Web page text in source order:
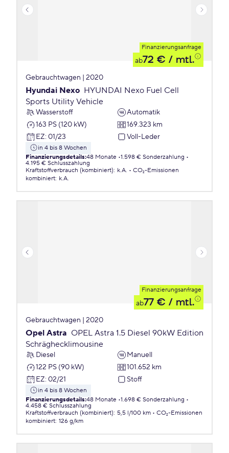
Finanzierungsanfrage
ab72 € / mtl.
Gebrauchtwagen | 2020
Hyundai Nexo HYUNDAI Nexo Fuel Cell
Sports Utility Vehicle
Wasserstoff
Automatik
163 PS (120 kW)
169.323 km
EZ: 01/23 Voll-Leder
in 4 bis 8 Wochen
Finanzierungsdetails:48 Monate 1.598 € Sonderzahlung
4.195 € Schlusszahlung
Kraftstoffverbrauch (kombiniert): k.A.
CO₂-Emissionen
kombiniert: k.A.
Finanzierungsanfrage
ab77 € / mtl.
Gebrauchtwagen | 2020
Opel Astra OPEL Astra 1.5 Diesel 90kW Edition
Schräghecklimousine
Diesel
Manuell
122 PS (90 kW)
101.652 km
EZ: 02/21 Stoff
in 4 bis 8 Wochen
Finanzierungsdetails:48 Monate 1.698 € Sonderzahlung
4.458 € Schlusszahlung
Kraftstoffverbrauch (kombiniert): 5,5 l/100 km
CO₂-Emissionen
kombiniert: 126 g/km